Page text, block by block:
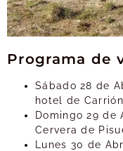
Programa de
Sábado 28 de
hotel de
Domingo 29 de
Cervera de
Lunes 30 de